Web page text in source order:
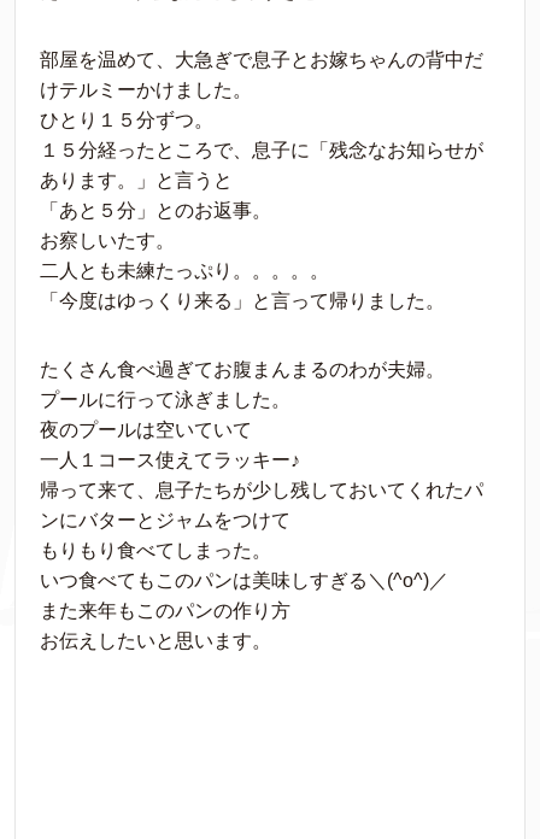
部屋を温めて、大急ぎで息子とお嫁ちゃんの背中だ
けテルミーかけました。
ひとり１５分ずつ。
１５分経ったところで、息子に「残念なお知らせが
あります。」と言うと
「あと５分」とのお返事。
お察しいたす。
二人とも未練たっぷり。。。。。
「今度はゆっくり来る」と言って帰りました。
たくさん食べ過ぎてお腹まんまるのわが夫婦。
プールに行って泳ぎました。
夜のプールは空いていて
一人１コース使えてラッキー♪
帰って来て、息子たちが少し残しておいてくれたパ
ンにバターとジャムをつけて
もりもり食べてしまった。
いつ食べてもこのパンは美味しすぎる＼(^o^)／
また来年もこのパンの作り方
お伝えしたいと思います。